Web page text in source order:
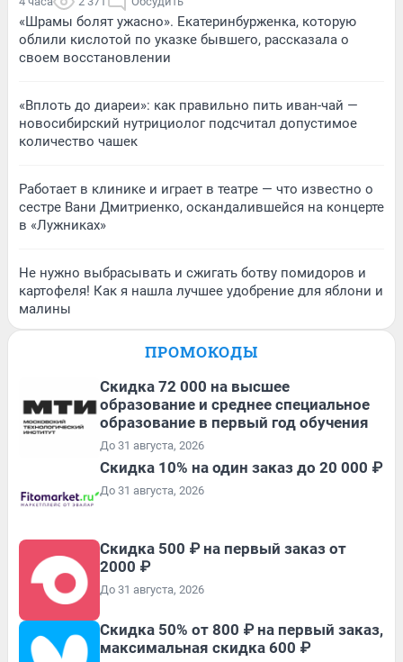
«Шрамы болят ужасно». Екатеринбурженка, которую
облили кислотой по указке бывшего, рассказала о
своем восстановлении
«Вплоть до диареи»: как правильно пить иван-чай —
новосибирский нутрициолог подсчитал допустимое
количество чашек
Работает в клинике и играет в театре — что известно о
сестре Вани Дмитриенко, оскандалившейся на концерте
в «Лужниках»
Не нужно выбрасывать и сжигать ботву помидоров и
картофеля! Как я нашла лучшее удобрение для яблони и
малины
ПРОМОКОДЫ
Скидка 72 000 на высшее
образование и среднее специальное
образование в первый год обучения
До 31 августа, 2026
Скидка 10% на один заказ до 20 000 ₽
До 31 августа, 2026
Скидка 500 ₽ на первый заказ от
2000 ₽
До 31 августа, 2026
Скидка 50% от 800 ₽ на первый заказ,
максимальная скидка 600 ₽